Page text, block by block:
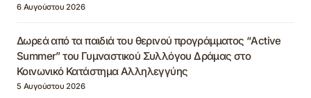
6 Αυγούστου 2026
Δωρεά από τα παιδιά του θερινού προγράμματος “Active
Summer” του Γυμναστικού Συλλόγου Δράμας στο
Κοινωνικό Κατάστημα Αλληλεγγύης
5 Αυγούστου 2026